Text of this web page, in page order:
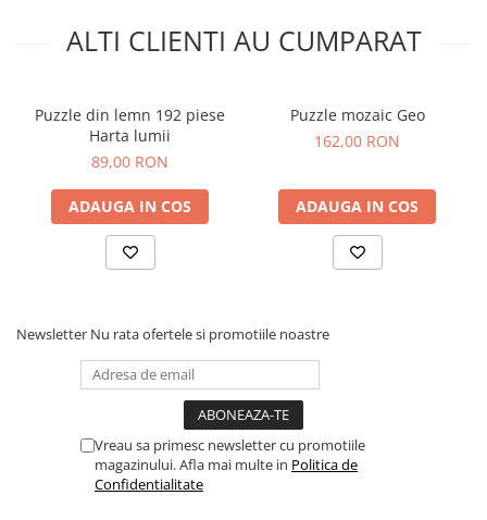
ALTI CLIENTI AU CUMPARAT
Puzzle din lemn 192 piese
Harta lumii
89,00 RON
ADAUGA IN COS
Puzzle mozaic Geo
162,00 RON
ADAUGA IN COS
Newsletter Nu rata ofertele si promotiile noastre
Vreau sa primesc newsletter cu promotiile
magazinului. Afla mai multe in Politica de
Confidentialitate